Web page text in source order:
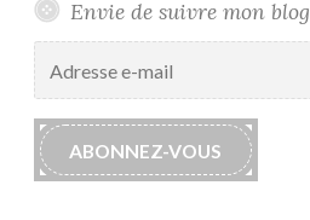
Envie de suivre mon blog
mail
ABONNEZ-VOUS